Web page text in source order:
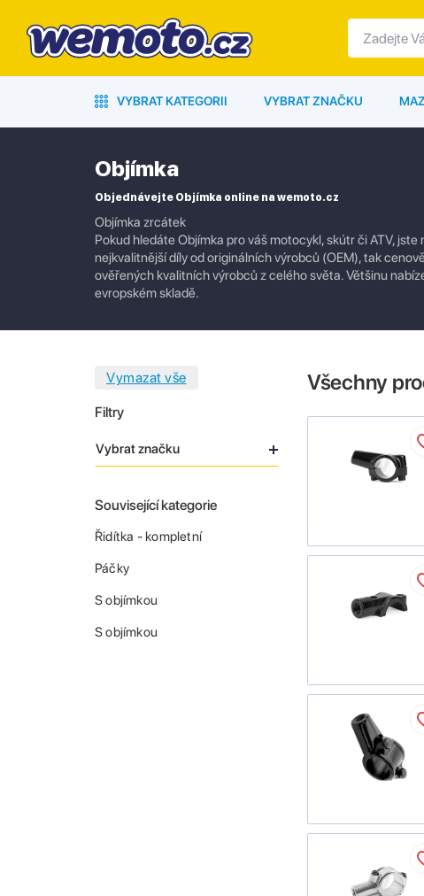
VYBRAT KATEGORII VYBRAT ZNAČKU
Objímka
Objednávejte Objímka online na wemoto.cz
Objímka zrcátek
Pokud hledáte Objímka pro váš motocykl, skútr či ATV,
nejkvalitnější díly od originálních výrobců (OEM), tak
ověřených kvalitních výrobců z celého světa. Většinu
evropském skladě.
Filtry
Vybrat značku
Související kategorie
Řidítka - kompletní
Páčky
S objímkou
S objímkou
Všechny